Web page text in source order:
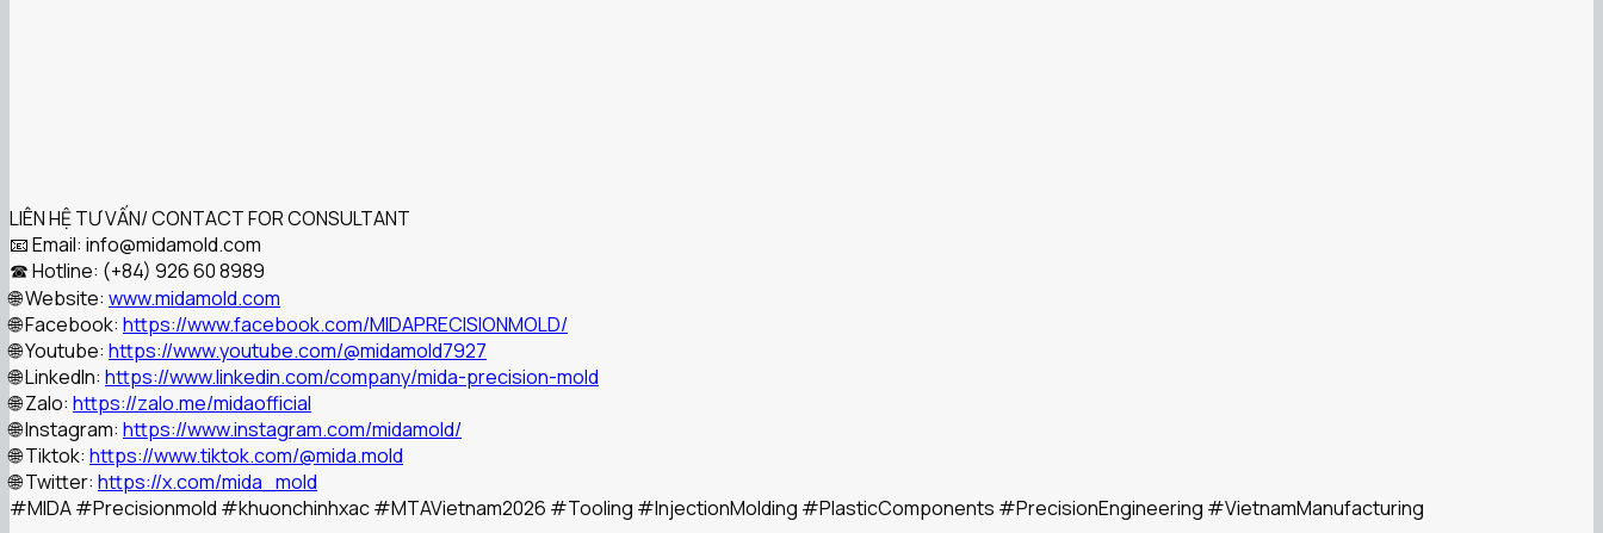
LIÊN HỆ TƯ VẤN/ CONTACT FOR CONSULTANT
📧 Email: info@midamold.com
☎ Hotline: (+84) 926 60 8989
🌐 Website: www.midamold.com
🌐 Facebook: https://www.facebook.com/MIDAPRECISIONMOLD/
🌐 Youtube: https://www.youtube.com/@midamold7927
🌐 LinkedIn: https://www.linkedin.com/company/mida-precision-mold
🌐 Zalo: https://zalo.me/midaofficial
🌐 Instagram: https://www.instagram.com/midamold/
🌐 Tiktok: https://www.tiktok.com/@mida.mold
🌐 Twitter: https://x.com/mida_mold
#MIDA#Precisionmold #khuonchinhxac#MTAVietnam2026 #Tooling #InjectionMolding #PlasticComponents #PrecisionEngineering #VietnamManufacturing